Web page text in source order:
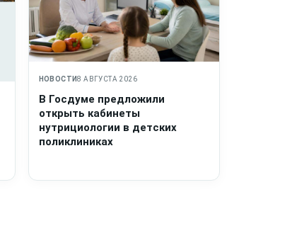
НОВОСТИ8 АВГУСТА 2026
В Госдуме предложили
открыть кабинеты
нутрициологии в детских
поликлиниках